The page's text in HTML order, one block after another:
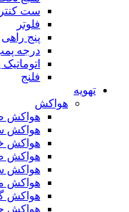
ست
فلوتر
پنج راهی
درجه
فلنج
تهویه
هواکش
هواکش
هواکش
هواکش
هواکش
هواکش
هواکش
هواکش
هواکش